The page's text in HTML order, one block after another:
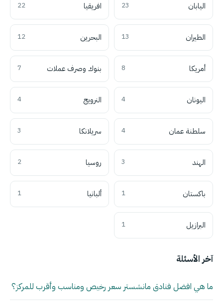
اليابان 23 افريقيا 22
الطيران 13 البحرين 12
أمريكا 8 بنوك وصرف عملات 7
اليونان 4 النرويج 4
سلطنة عمان 4 سريلانكا 3
الهند 3 روسيا 2
باكستان 1 ألبانيا 1
البرازيل 1
آخر الأسئلة
ما هي افضل فنادق مانشستر سعر رخيص ومناسب وأقرب للمركز؟